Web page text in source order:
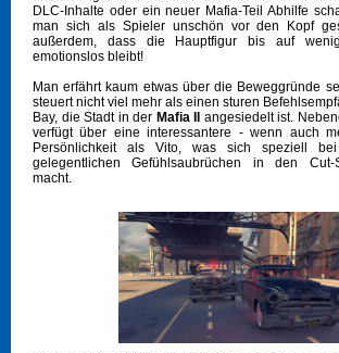
DLC-Inhalte oder ein neuer Mafia-Teil Abhilfe
man sich als Spieler unschön vor den Kopf
außerdem, dass die Hauptfigur bis auf
emotionslos bleibt!
Man erfährt kaum etwas über die Beweggründe
steuert nicht viel mehr als einen sturen
Bay, die Stadt in der Mafia II
angesiedelt ist.
verfügt über eine interessantere - wenn auch
Persönlichkeit als Vito, was sich speziell bei
gelegentlichen Gefühlsaubrüchen in den Cut-
macht.